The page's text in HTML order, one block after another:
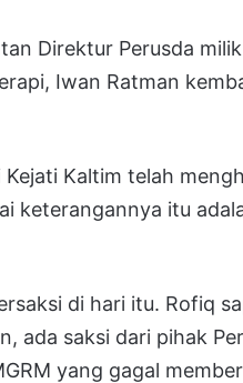
Direktur Perusda
Iwan Ratman
Kaltim telah
keterangannya itu
di hari itu. Rofiq
ada saksi dari pihak
yang gagal